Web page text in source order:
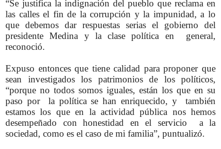
“Se justifica la indignación del pueblo que reclama en
las calles el fin de la corrupción y la impunidad, a lo
que debemos dar respuestas serias el gobierno del
presidente Medina y la clase política en general,
reconoció.
Expuso entonces que tiene calidad para proponer que
sean investigados los patrimonios de los políticos,
“porque no todos somos iguales, están los que en su
paso por la política se han enriquecido, y también
estamos los que en la actividad pública nos hemos
desempeñado con honestidad en el servicio a la
sociedad, como es el caso de mi familia”, puntualizó.